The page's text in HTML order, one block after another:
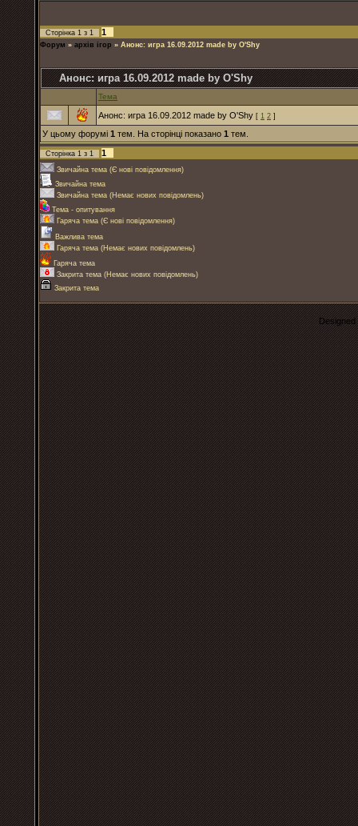
Сторінка 1 з 1 1
Форум » архів ігор » Анонс: игра 16.09.2012 made by O'Shy
Анонс: игра 16.09.2012 made by O'Shy
Тема
Анонс: игра 16.09.2012 made by O'Shy [ 1 2 ]
У цьому форумі 1 тем. На сторінці показано 1 тем.
Сторінка 1 з 1 1
Звичайна тема (Є нові повідомлення)
Звичайна тема
Звичайна тема (Немає нових повідомлень)
Тема - опитування
Гаряча тема (Є нові повідомлення)
Важлива тема
Гаряча тема (Немає нових повідомлень)
Гаряча тема
Закрита тема (Немає нових повідомлень)
Закрита тема